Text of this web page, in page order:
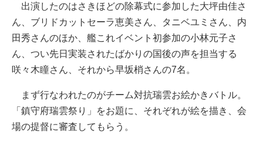
出演したのはさきほどの除幕式に参加した大坪由佳さ
ん、ブリドカットセーラ恵美さん、タニベユミさん、内
田秀さんのほか、艦これイベント初参加の小林元子さ
ん、つい先日実装されたばかりの国後の声を担当する
咲々木瞳さん、それから早坂梢さんの7名。
まず行なわれたのがチーム対抗瑞雲お絵かきバトル。
「鎮守府瑞雲祭り」をお題に、それぞれが絵を描き、会
場の提督に審査してもらう。